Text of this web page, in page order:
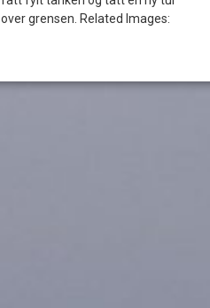
over grensen. Related Images: